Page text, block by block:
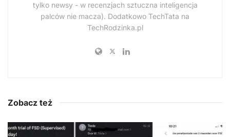
tylko newsy - w recenzjach sztuczna inteligencja
palców nie macza). Dodatkowo TechTata na
TechRodzinka.pl
Zobacz też